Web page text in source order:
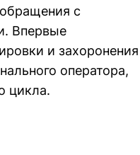
с
Впервые
и захоронения
оператора,
цикла.